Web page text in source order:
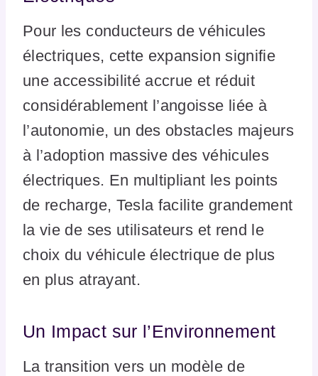
Pour les conducteurs de véhicules
électriques, cette expansion signifie
une accessibilité accrue et réduit
considérablement l’angoisse liée à
l’autonomie, un des obstacles majeurs
à l’adoption massive des véhicules
électriques. En multipliant les points
de recharge, Tesla facilite grandement
la vie de ses utilisateurs et rend le
choix du véhicule électrique de plus
en plus atrayant.
Un Impact sur l’Environnement
La transition vers un modèle de